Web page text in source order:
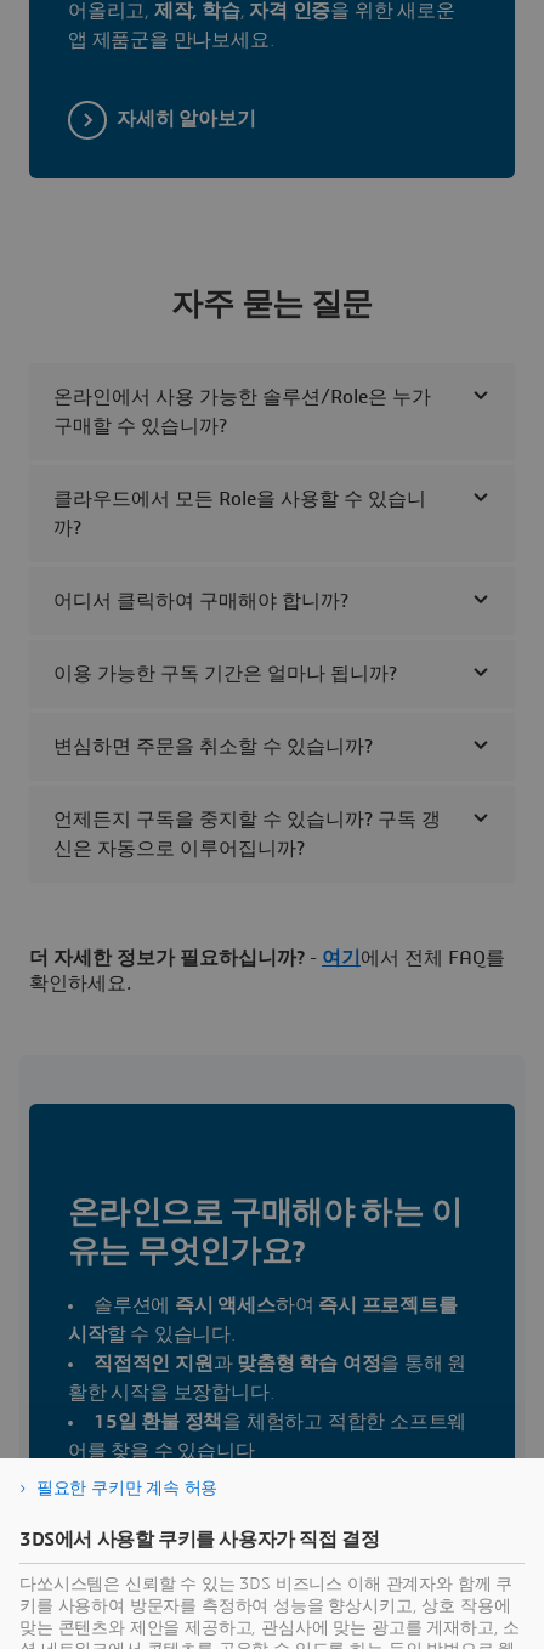
어올리고, 제작, 학습, 자격 인증을 위한 새로운
앱 제품군을 만나보세요.
자세히 알아보기
자주 묻는 질문
온라인에서 사용 가능한 솔루션/Role은 누가
구매할 수 있습니까?
클라우드에서 모든 Role을 사용할 수 있습니
까?
어디서 클릭하여 구매해야 합니까?
이용 가능한 구독 기간은 얼마나 됩니까?
변심하면 주문을 취소할 수 있습니까?
언제든지 구독을 중지할 수 있습니까? 구독 갱
신은 자동으로 이루어집니까?
더 자세한 정보가 필요하십니까? - 여기 에서 전체 FAQ를
확인하세요.
온라인으로 구매해야 하는 이
유는 무엇인가요?
솔루션에 즉시 액세스하여 즉시 프로젝트를
시작할 수 있습니다.
직접적인 지원 과 맞춤형 학습 여정을 통해 원
활한 시작을 보장합니다.
15일 환불 정책 을 체험하고 적합한 소프트웨
어를 찾을 수 있습니다
99.5%의 서비스 가용성
자세히 알아보기
필요한 쿠키만 계속 허용
3DS에서 사용할 쿠키를 사용자가 직접 결정
다쏘시스템은 신뢰할 수 있는 3DS 비즈니스 이해 관계자와 함께 쿠
키를 사용하여 방문자를 측정하여 성능을 향상시키고, 상호 작용에
맞는 콘텐츠와 제안을 제공하고, 관심사에 맞는 광고를 게재하고, 소